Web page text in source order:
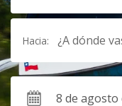
Hacia: ¿A dónde